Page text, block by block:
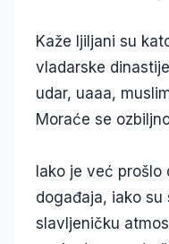
Kaže ljiljani su
vladarske
udar, uaaa,
Moraće se
Iako je već
događaja, iako
slavljeničku